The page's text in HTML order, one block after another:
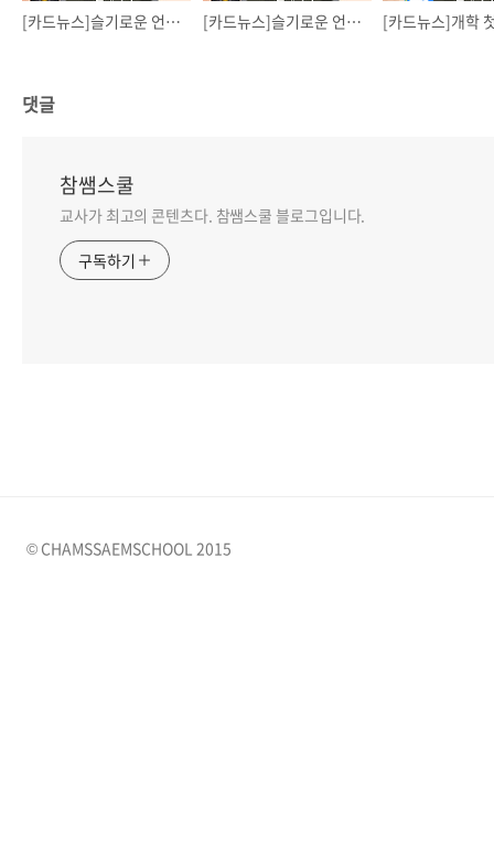
[카드뉴스]슬기로운 언어생활(3) - 언어의 온도 [카드뉴스]슬기로운 언어생활(2) - 알면 쓸 수 있을까? 욕/비속어
댓글
참쌤스쿨
교사가 최고의 콘텐츠다. 참쌤스쿨 블로그입니다.
구독하기
© CHAMSSAEMSCHOOL 2015